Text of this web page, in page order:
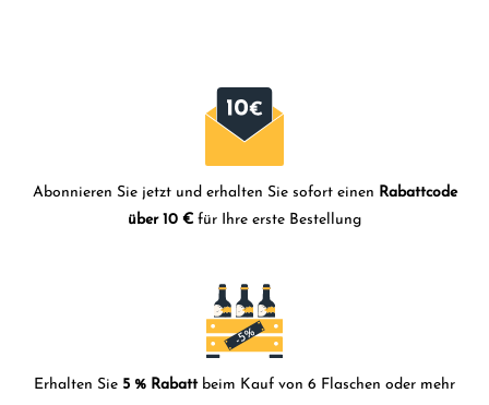
Abonnieren Sie jetzt und erhalten Sie sofort einen Rabattcode
über 10 € für Ihre erste Bestellung
Erhalten Sie 5 % Rabattbeim Kauf von 6 Flaschen oder mehr